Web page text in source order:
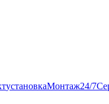
установкаМонтаж24/7